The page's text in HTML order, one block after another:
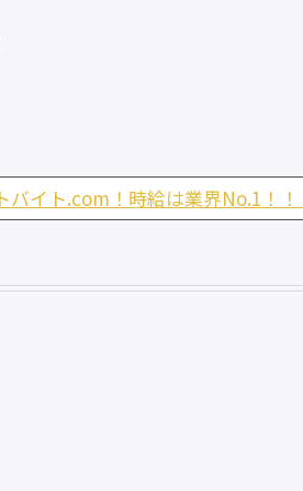
バイト.com！時給は業界No.1！